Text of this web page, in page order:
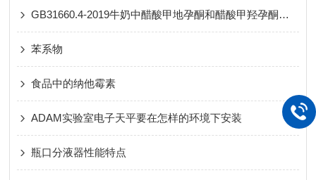
GB31660.4-2019牛奶中醋酸甲地孕酮和醋酸甲羟孕酮残留量测定
苯系物
食品中的纳他霉素
ADAM实验室电子天平要在怎样的环境下安装
瓶口分液器性能特点